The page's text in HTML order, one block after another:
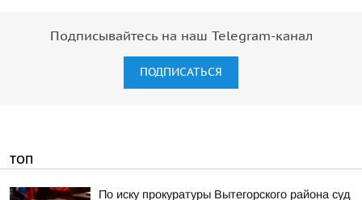
Подписывайтесь на наш Telegram-канал
ПОДПИСАТЬСЯ
ТОП
По иску прокуратуры Вытегорского района суд